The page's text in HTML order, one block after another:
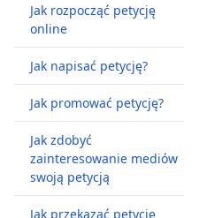
Jak rozpocząć petycję
online
Jak napisać petycję?
Jak promować petycję?
Jak zdobyć
zainteresowanie mediów
swoją petycją
Jak przekazać petycję